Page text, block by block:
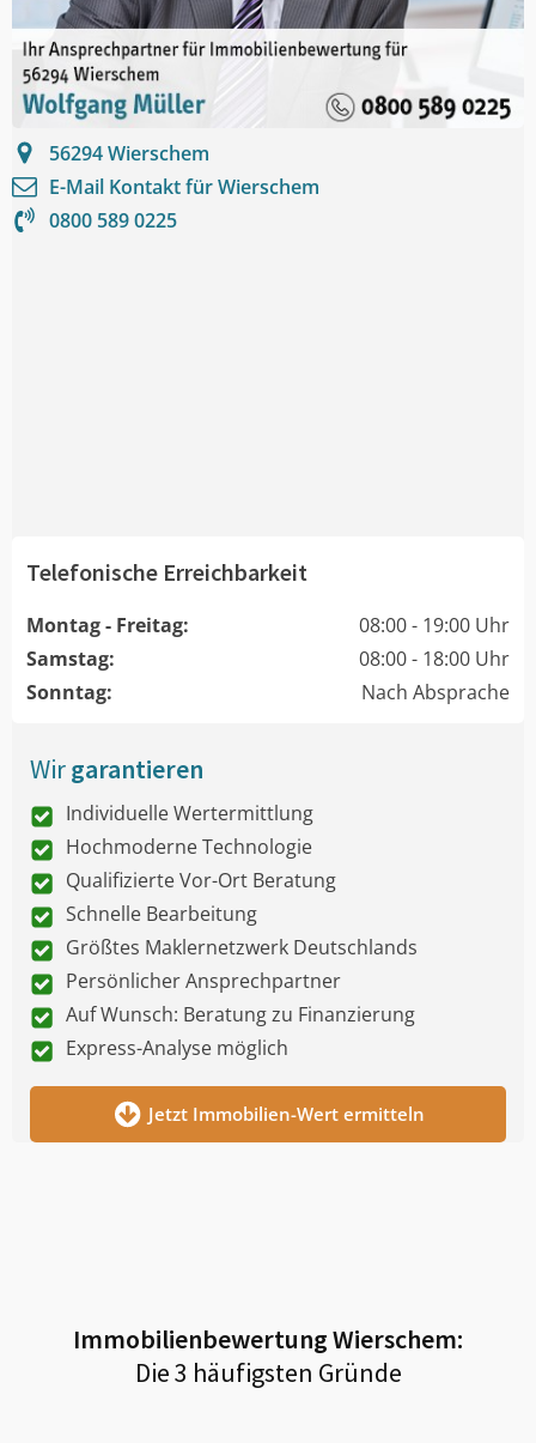
56294Wierschem
E-Mail Kontakt fürWierschem
0800 589 0225
Telefonische Erreichbarkeit
Montag - Freitag:
08:00 - 19:00 Uhr
Samstag:
08:00 - 18:00 Uhr
Sonntag:
Nach Absprache
Wirgarantieren
Individuelle Wertermittlung
Hochmoderne Technologie
Qualifizierte Vor-Ort Beratung
Schnelle Bearbeitung
Größtes Maklernetzwerk Deutschlands
Persönlicher Ansprechpartner
Auf Wunsch: Beratung zu Finanzierung
Express-Analyse möglich
Jetzt Immobilien-Wert ermitteln
ImmobilienbewertungWierschem:
Die 3 häufigsten Gründe